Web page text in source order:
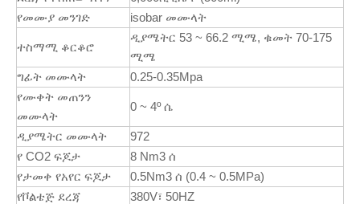
የመሙያ መንገድ
isobar መሙላት
ተስማሚ ቆርቆሮ
ዲያሜትር 53 ~ 66.2 ሚሜ, ቁመት 70-175
ሚሜ
ግፊት መሙላት
0.25-0.35Mpa
የሙቀት መጠንን
መሙላት
0 ~ 4º ሴ
ዲያሜትር መሙላት
972
የ CO2 ፍጆታ
8 Nm3 ሰ
የታመቀ የአየር ፍጆታ
0.5Nm3 ሰ (0.4 ~ 0.5MPa)
የቮልቴጅ ደረጃ
380V፣ 50HZ